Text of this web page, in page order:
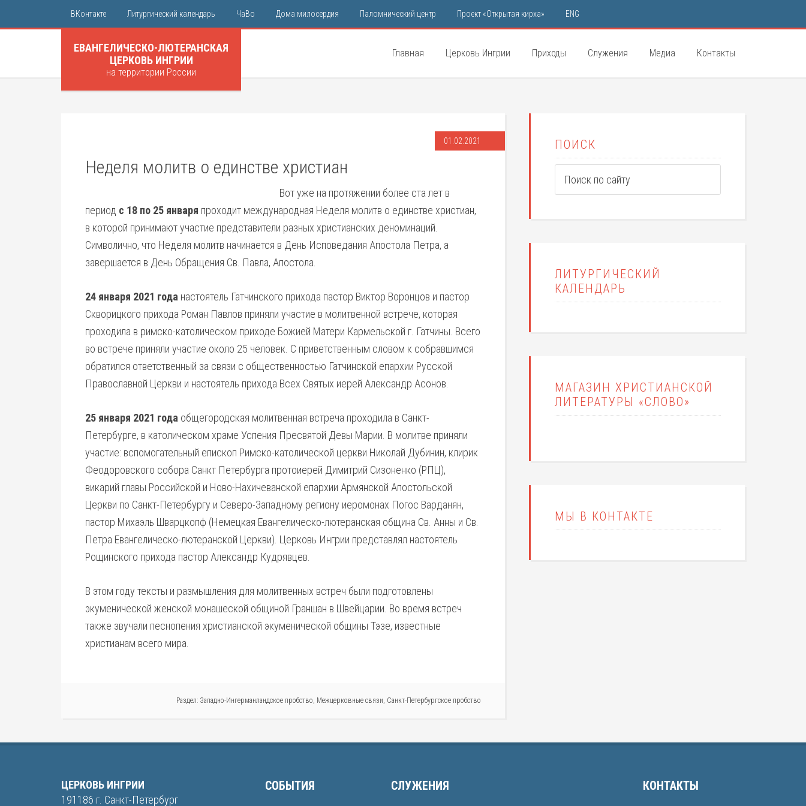
ВКонтакте Литургический календарь ЧаВо Дома милосердия Паломнический центр Проект «Открытая кирха» ENG
ЕВАНГЕЛИЧЕСКО-ЛЮТЕРАНСКАЯ
ЦЕРКОВЬ ИНГРИИ
на территории России
Главная Церковь Ингрии Приходы Служения Медиа Контакты
01.02.2021
Неделя молитв о единстве христиан
Вот уже на протяжении более ста лет в
период с 18 по 25 января проходит международная Неделя молитв о единстве христиан,
в которой принимают участие представители разных христианских деноминаций.
Символично, что Неделя молитв начинается в День Исповедания Апостола Петра, а
завершается в День Обращения Св. Павла, Апостола.
24 января 2021 года настоятель Гатчинского прихода пастор Виктор Воронцов и пастор
Скворицкого прихода Роман Павлов приняли участие в молитвенной встрече, которая
проходила в римско-католическом приходе Божией Матери Кармельской г. Гатчины. Всего
во встрече приняли участие около 25 человек. С приветственным словом к собравшимся
обратился ответственный за связи с общественностью Гатчинской епархии Русской
Православной Церкви и настоятель прихода Всех Святых иерей Александр Асонов.
25 января 2021 года общегородская молитвенная встреча проходила в Санкт-
Петербурге, в католическом храме Успения Пресвятой Девы Марии. В молитве приняли
участие: вспомогательный епископ Римско-католической церкви Николай Дубинин, клирик
Феодоровского собора Санкт Петербурга протоиерей Димитрий Сизоненко (РПЦ),
викарий главы Российской и Ново-Нахичеванской епархии Армянской Апостольской
Церкви по Санкт-Петербургу и Северо-Западному региону иеромонах Погос Варданян,
пастор Михаэль Шварцкопф (Немецкая Евангелическо-лютеранская община Св. Анны и Св.
Петра Евангелическо-лютеранской Церкви). Церковь Ингрии представлял настоятель
Рощинского прихода пастор Александр Кудрявцев.
В этом году тексты и размышления для молитвенных встреч были подготовлены
экуменической женской монашеской общиной Граншан в Швейцарии. Во время встреч
также звучали песнопения христианской экуменической общины Тэзе, известные
христианам всего мира.
Раздел: Западно-Ингерманландское пробство, Межцерковные связи, Санкт-Петербургское пробство
ПОИСК
ЛИТУРГИЧЕСКИЙ
КАЛЕНДАРЬ
МАГАЗИН ХРИСТИАНСКОЙ
ЛИТЕРАТУРЫ «СЛОВО»
МЫ В КОНТАКТЕ
ЦЕРКОВЬ ИНГРИИ
191186 г. Санкт-Петербург
СОБЫТИЯ СЛУЖЕНИЯ КОНТАКТЫ